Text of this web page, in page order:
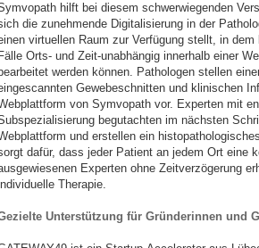
hilft bei diesem schwerwiegenden
die zunehmende Digitalisierung in der
virtuellen Raum zur Verfügung stellt, in
Orts- und Zeit-unabhängig innerhalb einer
werden können. Pathologen stellen
Gewebeschnitten und klinischen
von Symvopath vor. Experten mit
begutachten im nächsten
und erstellen ein
dafür, dass jeder Patient an jedem Ort eine
Experten ohne Zeitverzögerung
Therapie.
Unterstützung für Gründerinnen und